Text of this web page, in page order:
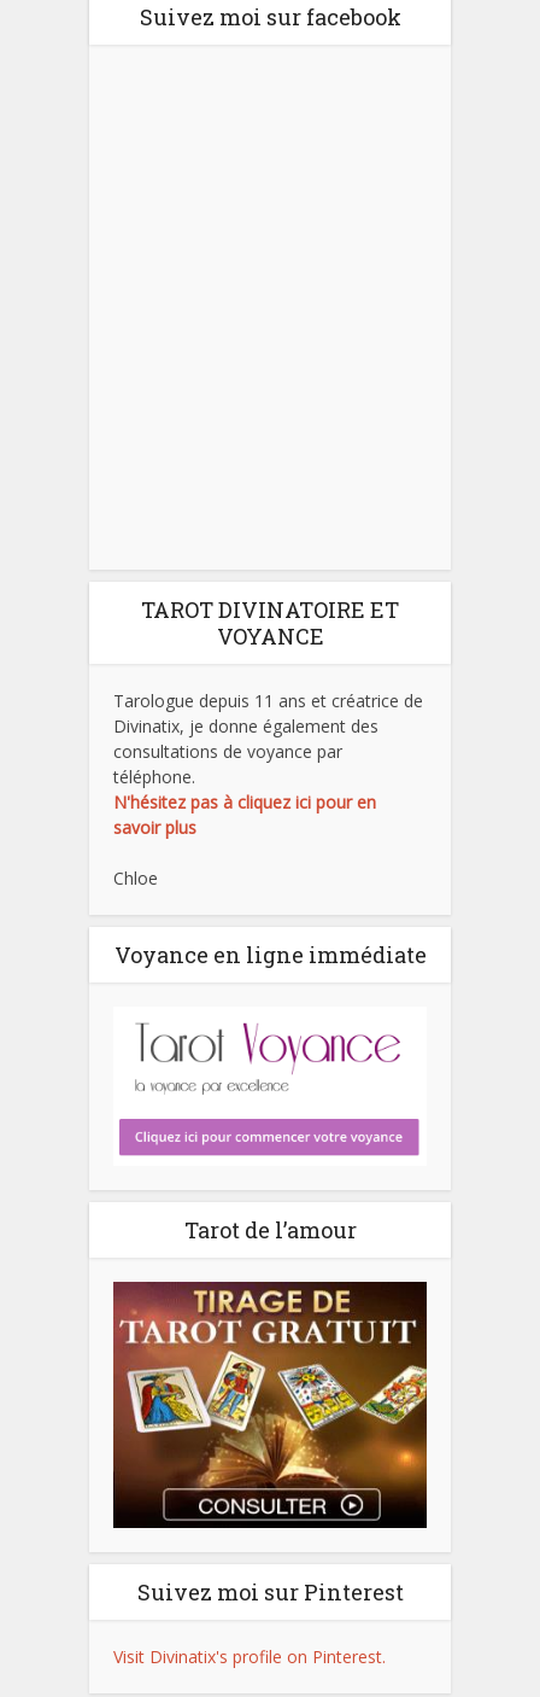
Suivez moi sur facebook
TAROT DIVINATOIRE ET
VOYANCE
Tarologue depuis 11 ans et créatrice de
Divinatix, je donne également des
consultations de voyance par
téléphone.
N'hésitez pas à cliquez ici pour en
savoir plus
Chloe
Voyance en ligne immédiate
Tarot de l’amour
Suivez moi sur Pinterest
Visit Divinatix's profile on Pinterest.